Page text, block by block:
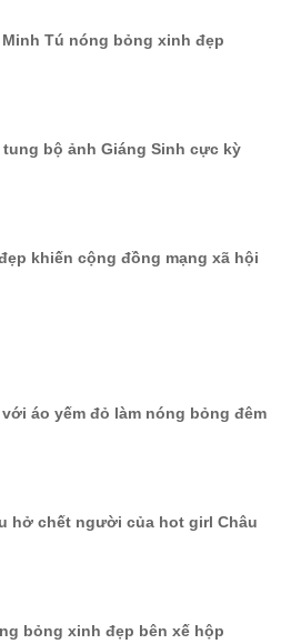
Tú nóng bỏng xinh đẹp
tung bộ ảnh Giáng Sinh cực kỳ
khiến cộng đồng mạng xã hội
áo yếm đỏ làm nóng bỏng đêm
hở chết người của hot girl Châu
bỏng xinh đẹp bên xế hộp